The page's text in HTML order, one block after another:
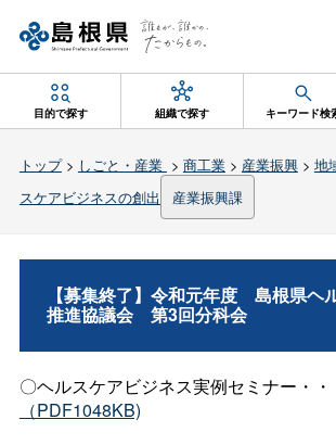
目的で探す 組織で探す キーワード検
トップ> しごと・産業 > 商工業> 産業振興> 地
スケアビジネスの創出
産業振興課
【募集終了】令和元年度 島根県ヘ
推進協議会 第3回分科会
〇ヘルスケアビジネス実例セミナー・・
（PDF1048KB)